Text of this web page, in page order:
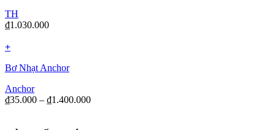
TH
₫1.030.000
+
Bơ Nhạt Anchor
Anchor
₫35.000 – ₫1.400.000